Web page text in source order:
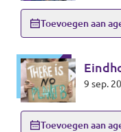
Toevoegen aan
9 sep.
Toevoegen aan